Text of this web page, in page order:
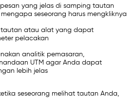
yang jelas di samping tautan
seseorang harus mengkliknya
tautan atau alat yang dapat
pelacakan
analitik pemasaran,
UTM agar Anda dapat
lebih jelas
seseorang melihat tautan Anda,